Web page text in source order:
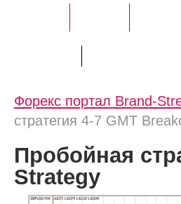
Форекс портал Brand-
стратегия 4-7 GMT
Пробойная
Strategy